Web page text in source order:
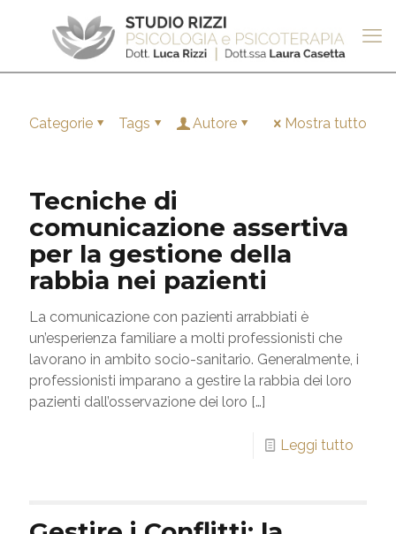
Categorie Tags Autore Mostra tutto
Tecniche di
comunicazione assertiva
per la gestione della
rabbia nei pazienti
La comunicazione con pazienti arrabbiati è
un’esperienza familiare a molti professionisti che
lavorano in ambito socio-sanitario. Generalmente, i
professionisti imparano a gestire la rabbia dei loro
pazienti dall’osservazione dei loro […]
Leggi tutto